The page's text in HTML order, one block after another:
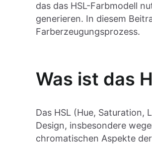
das das HSL-Farbmodell
generieren. In diesem
Farberzeugungsprozess.
Was ist das
Das HSL (Hue,
Design, insbesondere
chromatischen Aspekte